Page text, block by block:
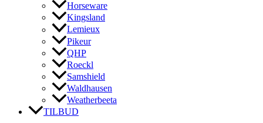
Horseware
Kingsland
Lemieux
Pikeur
QHP
Roeckl
Samshield
Waldhausen
Weatherbeeta
TILBUD